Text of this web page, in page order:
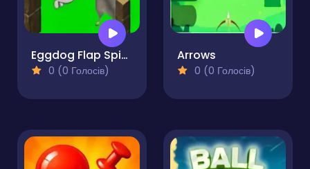
Eggdog Flap Spinning Ratomilton
0 (0 Голосів)
Arrows
0 (0 Голосів)